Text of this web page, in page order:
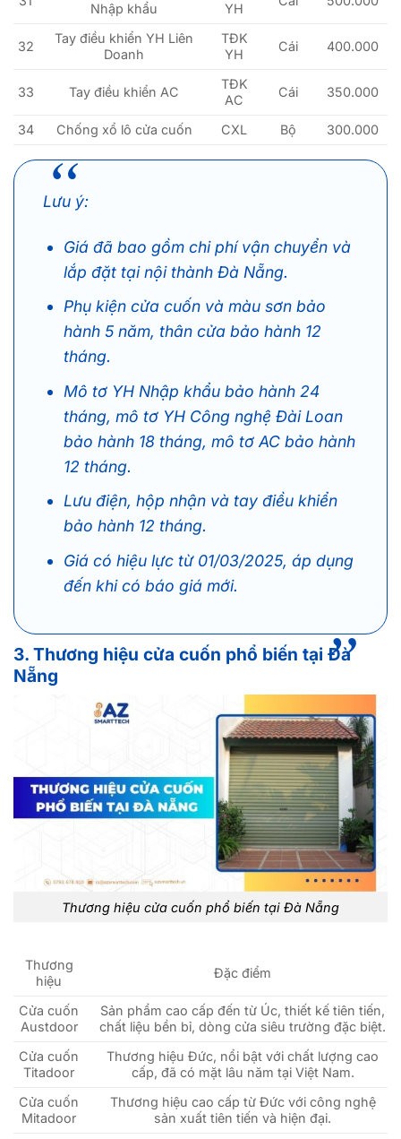
Nhập khẩu YH
32
Tay điều khiển YH Liên
Doanh
TĐK
YH
Cái 400.000
33 Tay điều khiển AC
TĐK
AC
Cái 350.000
34 Chống xổ lô cửa cuốn CXL Bộ 300.000
Lưu ý:
Giá đã bao gồm chi phí vận chuyển và
lắp đặt tại nội thành Đà Nẵng.
Phụ kiện cửa cuốn và màu sơn bảo
hành 5 năm, thân cửa bảo hành 12
tháng.
Mô tơ YH Nhập khẩu bảo hành 24
tháng, mô tơ YH Công nghệ Đài Loan
bảo hành 18 tháng, mô tơ AC bảo hành
12 tháng.
Lưu điện, hộp nhận và tay điều khiển
bảo hành 12 tháng.
Giá có hiệu lực từ 01/03/2025, áp dụng
đến khi có báo giá mới.
3. Thương hiệu cửa cuốn phổ biến tại Đà
Nẵng
Thương hiệu cửa cuốn phổ biến tại Đà Nẵng
Thương
hiệu
Đặc điểm
Cửa cuốn
Austdoor
Sản phẩm cao cấp đến từ Úc, thiết kế tiên tiến,
chất liệu bền bỉ, dòng cửa siêu trường đặc biệt.
Cửa cuốn
Titadoor
Thương hiệu Đức, nổi bật với chất lượng cao
cấp, đã có mặt lâu năm tại Việt Nam.
Cửa cuốn
Mitadoor
Thương hiệu cao cấp từ Đức với công nghệ
sản xuất tiên tiến và hiện đại.